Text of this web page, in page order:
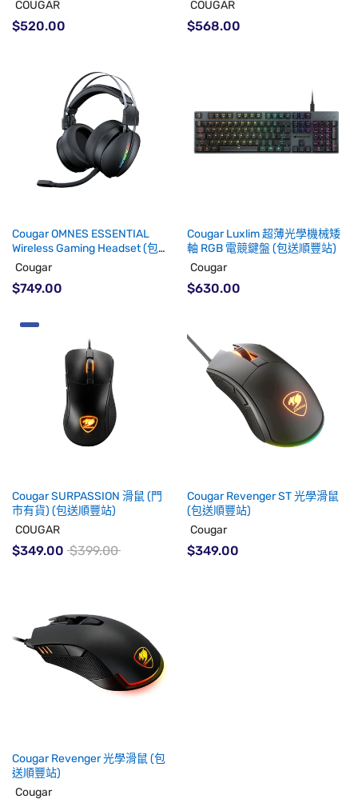
COUGAR
$520.00
COUGAR
$568.00
Cougar OMNES ESSENTIAL
Wireless Gaming Headset (包送
順豐站)
Cougar
$749.00
Cougar Luxlim 超薄光學機械矮
軸 RGB 電競鍵盤 (包送順豐站)
Cougar
$630.00
Cougar SURPASSION 滑鼠 (門
市有貨) (包送順豐站)
COUGAR
$349.00 $399.00
Cougar Revenger ST 光學滑鼠
(包送順豐站)
Cougar
$349.00
Cougar Revenger 光學滑鼠 (包
送順豐站)
Cougar